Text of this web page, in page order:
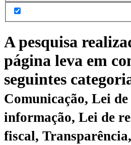
A pesquisa
página leva em
seguintes
Comunicação, Lei de
informação, Lei de
fiscal,